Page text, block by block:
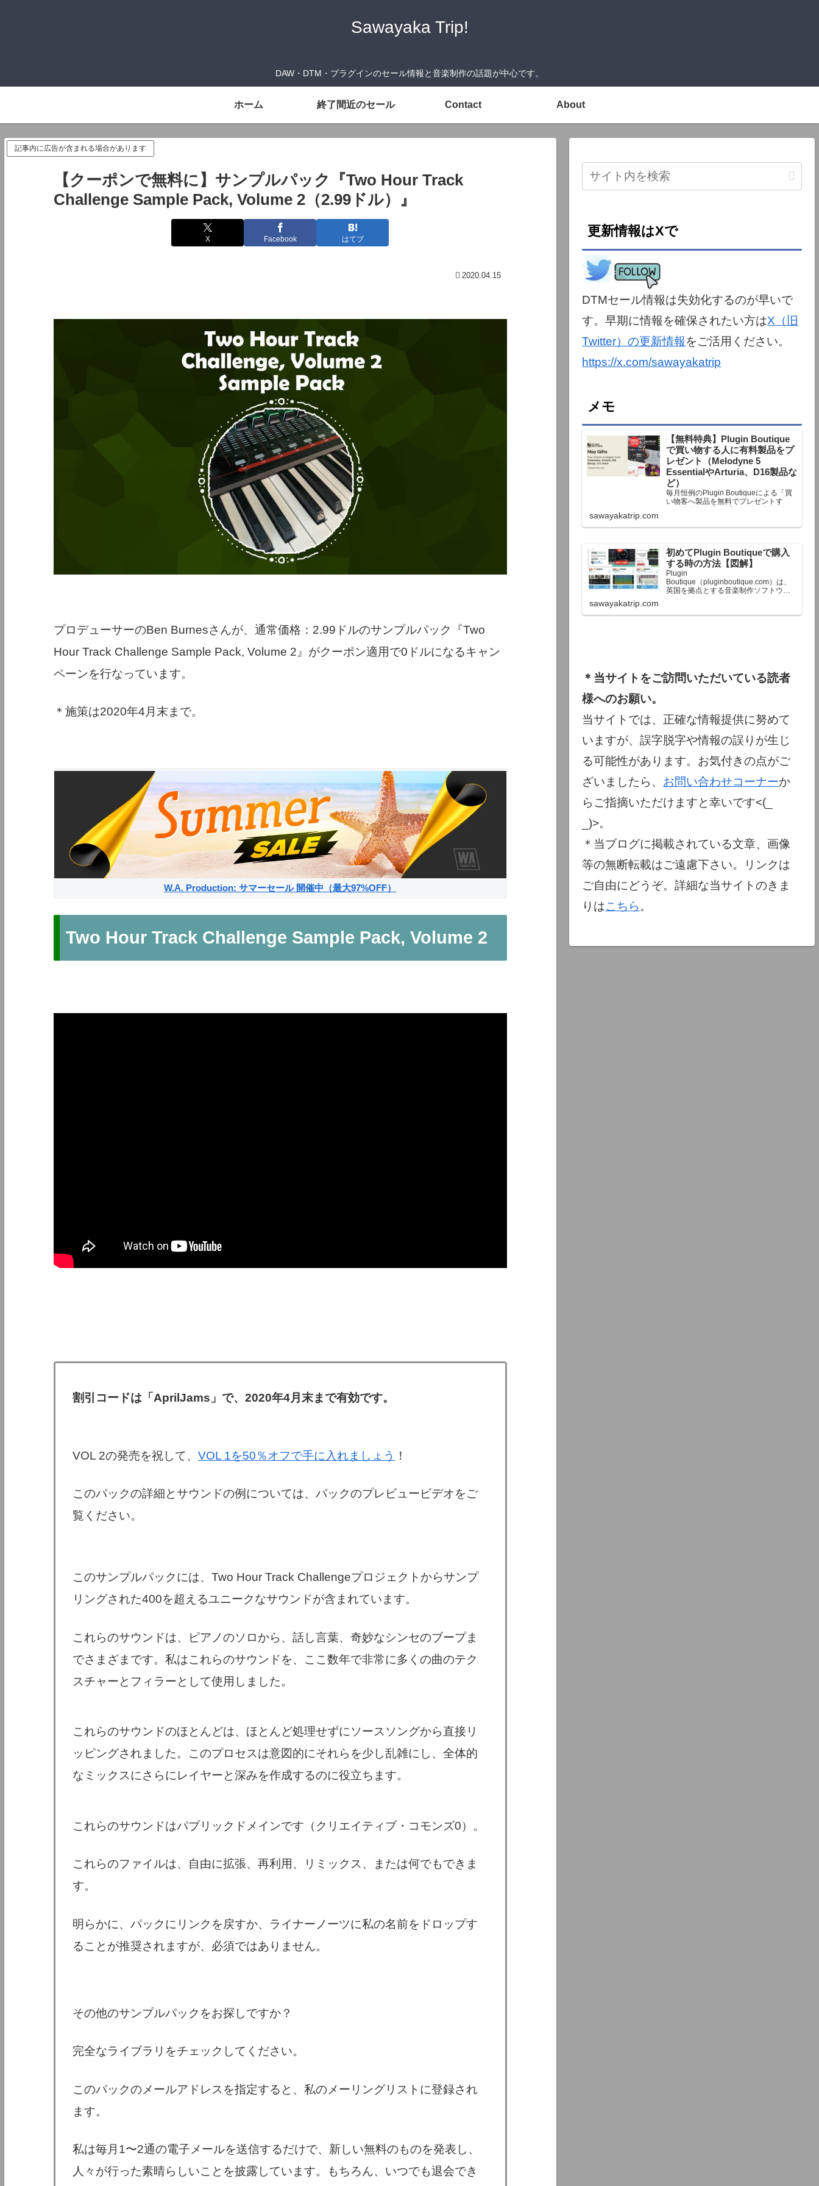
Sawayaka Trip!
DAW・DTM・プラグインのセール情報と音楽制作の話題が中心です。
ホーム 終了間近のセール Contact About
記事内に広告が含まれる場合があります
【クーポンで無料に】サンプルパック『Two Hour Track
Challenge Sample Pack, Volume 2（2.99ドル）』
X Facebook はてブ
2020.04.15
プロデューサーのBen Burnesさんが、通常価格：2.99ドルのサンプルパック『Two
Hour Track Challenge Sample Pack, Volume 2』がクーポン適用で0ドルになるキャン
ペーンを行なっています。
＊施策は2020年4月末まで。
W.A. Production: サマーセール 開催中（最大97%OFF）
Two Hour Track Challenge Sample Pack, Volume 2
割引コードは「AprilJams」で、2020年4月末まで有効です。
VOL 2の発売を祝して、VOL 1を50％オフで手に入れましょう ！
このパックの詳細とサウンドの例については、パックのプレビュービデオをご
覧ください。
このサンプルパックには、Two Hour Track Challengeプロジェクトからサンプ
リングされた400を超えるユニークなサウンドが含まれています。
これらのサウンドは、ピアノのソロから、話し言葉、奇妙なシンセのブープま
でさまざまです。私はこれらのサウンドを、ここ数年で非常に多くの曲のテク
スチャーとフィラーとして使用しました。
これらのサウンドのほとんどは、ほとんど処理せずにソースソングから直接リ
ッピングされました。このプロセスは意図的にそれらを少し乱雑にし、全体的
なミックスにさらにレイヤーと深みを作成するのに役立ちます。
これらのサウンドはパブリックドメインです（クリエイティブ・コモンズ0）。
これらのファイルは、自由に拡張、再利用、リミックス、または何でもできま
す。
明らかに、パックにリンクを戻すか、ライナーノーツに私の名前をドロップす
ることが推奨されますが、必須ではありません。
その他のサンプルパックをお探しですか？
完全なライブラリをチェックしてください。
このパックのメールアドレスを指定すると、私のメーリングリストに登録され
ます。
私は毎月1〜2通の電子メールを送信するだけで、新しい無料のものを発表し、
人々が行った素晴らしいことを披露しています。もちろん、いつでも退会でき
更新情報はXで
DTMセール情報は失効化するのが早いで
す。早期に情報を確保されたい方はX（旧
Twitter）の更新情報をご活用ください。
https://x.com/sawayakatrip
メモ
【無料特典】Plugin Boutique
で買い物する人に有料製品をプ
レゼント（Melodyne 5
EssentialやArturia、D16製品な
ど）
毎月恒例のPlugin Boutiqueによる「買
い物客へ製品を無料でプレゼントす
る」企画。今月もプレゼント企画が用
定額以上のお金を出して何かを購入す
終了予定日：日本時間：6/1（月…
sawayakatrip.com
初めてPlugin Boutiqueで購入
する時の方法【図解】
Plugin
Boutique（pluginboutique.com）は、
英国を拠点とする音楽制作ソフトウェ
で、世界中のミュージシャンに利用さ
sawayakatrip.com
＊当サイトをご訪問いただいている読者
様へのお願い。
当サイトでは、正確な情報提供に努めて
いますが、誤字脱字や情報の誤りが生じ
る可能性があります。お気付きの点がご
ざいましたら、 お問い合わせコーナーか
らご指摘いただけますと幸いです<(_
_)>。
＊当ブログに掲載されている文章、画像
等の無断転載はご遠慮下さい。リンクは
ご自由にどうぞ。詳細な当サイトのきま
りはこちら 。